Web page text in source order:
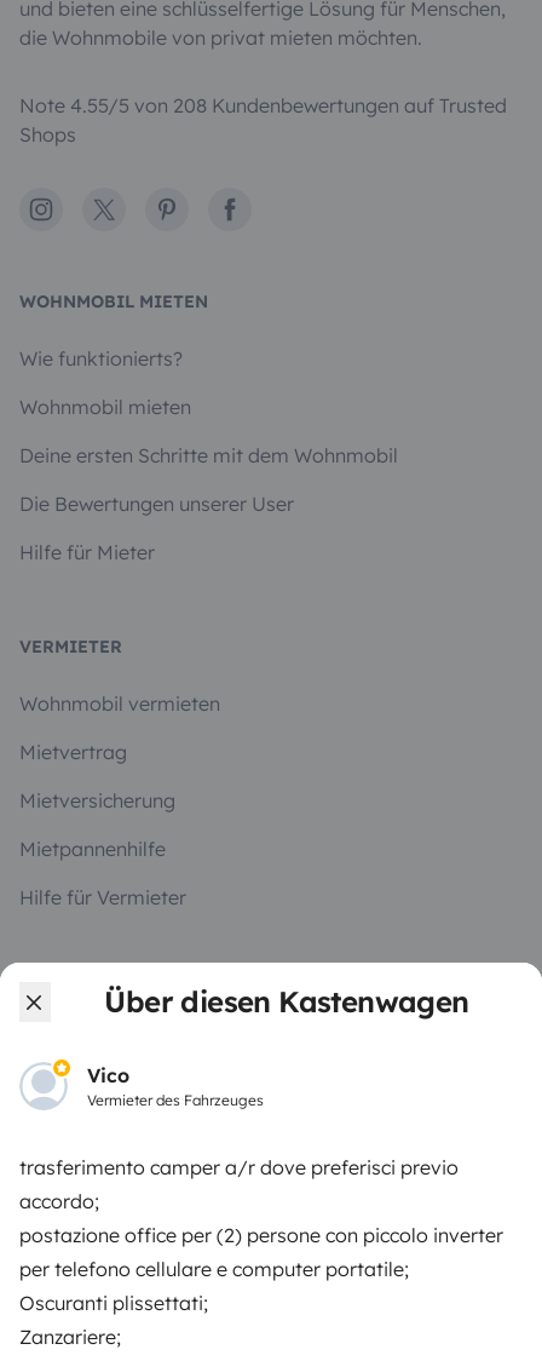
Über diesen Kastenwagen
Vico
Vermieter des Fahrzeuges
trasferimento camper a/r dove preferisci previo
accordo;
postazione office per (2) persone con piccolo inverter
per telefono cellulare e computer portatile;
Oscuranti plissettati;
Zanzariere;
und bieten eine schlüsselfertige Lösung für Menschen,
die Wohnmobile von privat mieten möchten.
Note 4.55/5 von 208 Kundenbewertungen auf Trusted
Shops
Instagram
X PinterestFacebook
WOHNMOBIL MIETEN
Wie funktionierts?
Wohnmobil mieten
Deine ersten Schritte mit dem Wohnmobil
Die Bewertungen unserer User
Hilfe für Mieter
VERMIETER
Wohnmobil vermieten
Mietvertrag
Mietversicherung
Mietpannenhilfe
Hilfe für Vermieter
Blog Kontakt Offene Stellen
AGB
Datenschutz